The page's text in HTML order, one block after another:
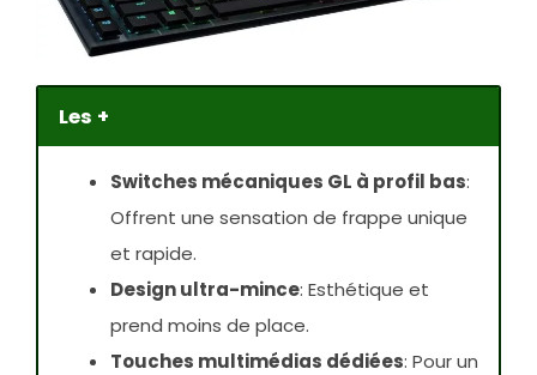
Les +
Switches mécaniques GL à profil bas:
Offrent une sensation de frappe unique
et rapide.
Design ultra-mince: Esthétique et
prend moins de place.
Touches multimédias dédiées: Pour un